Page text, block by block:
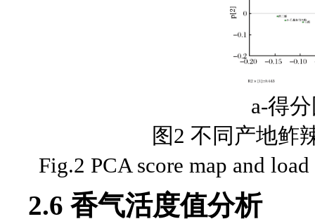
a-得
图2 不同产地鲊
Fig.2 PCA score map and
2.6 香气活度值分析